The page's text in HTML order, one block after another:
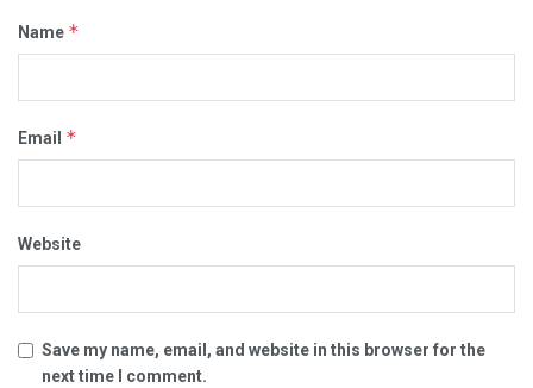
Name *
Email *
Website
Save my name, email, and website in this browser for the
next time I comment.